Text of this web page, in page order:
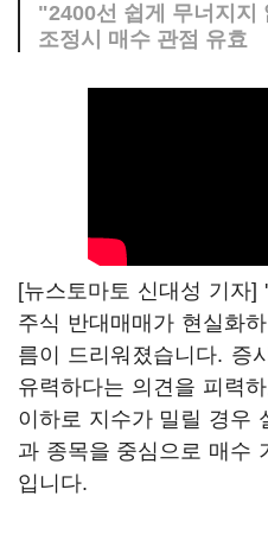
"2400선 쉽게 무너지지
조정시 매수 관점 유효
[뉴스토마토 신대성 기자
주식 반대매매가 현실화
름이 드리워졌습니다. 증
유력하다는 의견을 피력
이하로 지수가 밀릴 경우
과 종목을 중심으로 매수
입니다.